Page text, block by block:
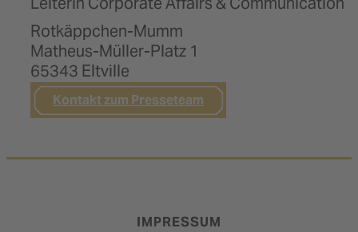
Reidemeister & Ulrichs
Ritmo de la Vida
Rotkäppchen
Sprizzero
Rotkäppchen-Mumm
Matheus-Müller-Platz 1
65343 Eltville
Kontakt zum Presseteam
IMPRESSUM